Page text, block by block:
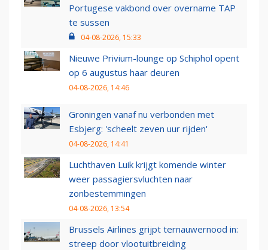
Portugese vakbond over overname TAP
te sussen
04-08-2026, 15:33
Nieuwe Privium-lounge op Schiphol opent
op 6 augustus haar deuren
04-08-2026, 14:46
Groningen vanaf nu verbonden met
Esbjerg: 'scheelt zeven uur rijden'
04-08-2026, 14:41
Luchthaven Luik krijgt komende winter
weer passagiersvluchten naar
zonbestemmingen
04-08-2026, 13:54
Brussels Airlines grijpt ternauwernood in:
streep door vlootuitbreiding